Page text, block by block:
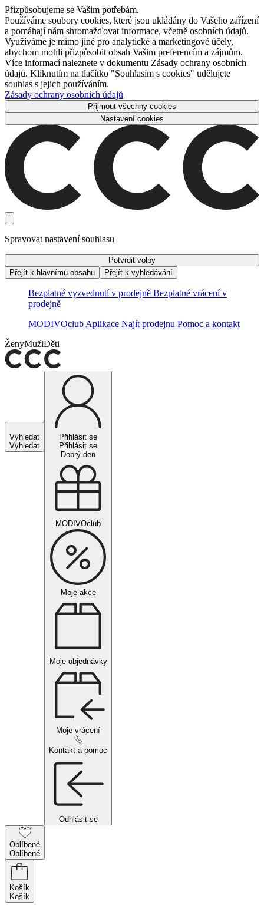
Přizpůsobujeme se Vašim potřebám.
Používáme soubory cookies, které jsou ukládány do Vašeho zařízení
a pomáhají nám shromažďovat informace, včetně osobních údajů.
Využíváme je mimo jiné pro analytické a marketingové účely,
abychom mohli přizpůsobit obsah Vašim preferencím a zájmům.
Více informací naleznete v dokumentu Zásady ochrany osobních
údajů. Kliknutím na tlačítko "Souhlasím s cookies" udělujete
souhlas s jejich používáním.
Zásady ochrany osobních údajů
Přijmout všechny cookies
Nastavení cookies
Spravovat nastavení souhlasu
Potvrdit volby
Přejít k hlavnímu obsahu
Přejít k vyhledávání
Bezplatné vyzvednutí v prodejně Bezplatné vrácení v
prodejně
MODIVOclub Aplikace Najít prodejnu Pomoc a kontakt
ŽenyMužiDěti
Vyhledat
Vyhledat
Přihlásit se
Přihlásit se
Dobrý den
MODIVOclub
Moje akce
Moje objednávky
Moje vrácení
Kontakt a pomoc
Odhlásit se
Oblíbené
Oblíbené
Košík
Košík